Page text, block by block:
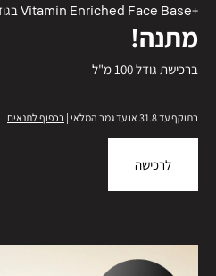
+Vitamin Enriched Face Base בגודל 15 מ"ל
מתנה!
ברכישת גודל 100 מ"ל
בתוקף עד 31.8 או עד גמר המלאי | בכפוף לתנאים
לרכישה